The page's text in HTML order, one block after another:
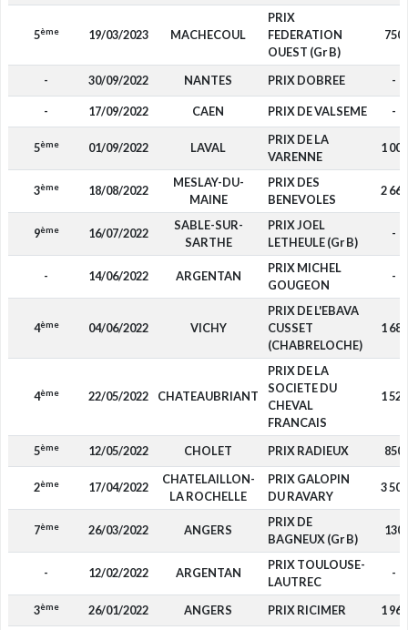
5ème 19/03/2023 MACHECOUL
PRIX
FEDERATION
OUEST (Gr B)
750
- 30/09/2022 NANTES PRIX DOBREE -
- 17/09/2022 CAEN PRIX DE VALSEME -
5ème 01/09/2022 LAVAL
PRIX DE LA
VARENNE
1 000
3ème 18/08/2022
MESLAY-DU-
MAINE
PRIX DES
BENEVOLES
2 660
9ème 16/07/2022
SABLE-SUR-
SARTHE
PRIX JOEL
LETHEULE (Gr B)
-
- 14/06/2022 ARGENTAN
PRIX MICHEL
GOUGEON
-
4ème 04/06/2022 VICHY
PRIX DE L'EBAVA
CUSSET
(CHABRELOCHE)
1 680
4ème 22/05/2022 CHATEAUBRIANT
PRIX DE LA
SOCIETE DU
CHEVAL
FRANCAIS
1 520
5ème 12/05/2022 CHOLET PRIX RADIEUX 850
2ème 17/04/2022
CHATELAILLON-
LA ROCHELLE
PRIX GALOPIN
DU RAVARY
3 500
7ème 26/03/2022 ANGERS
PRIX DE
BAGNEUX (Gr B)
130
- 12/02/2022 ARGENTAN
PRIX TOULOUSE-
LAUTREC
-
3ème 26/01/2022 ANGERS PRIX RICIMER 1 960